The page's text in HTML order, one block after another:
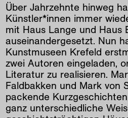
Über Jahrzehnte hinweg
Künstler*innen immer
mit Haus Lange und Haus
auseinandergesetzt. Nun
Kunstmuseen Krefeld
zwei Autoren eingeladen,
Literatur zu realisieren.
Faldbakken und Mark von
packende
ganz unterschiedliche